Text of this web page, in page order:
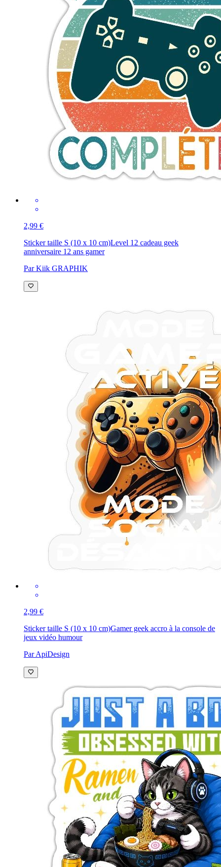
2,99 €
Sticker taille S (10 x 10 cm)Level 12 cadeau geek
anniversaire 12 ans gamer
Par Kiik GRAPHIK
2,99 €
Sticker taille S (10 x 10 cm)Gamer geek accro à la console de
jeux vidéo humour
Par ApiDesign